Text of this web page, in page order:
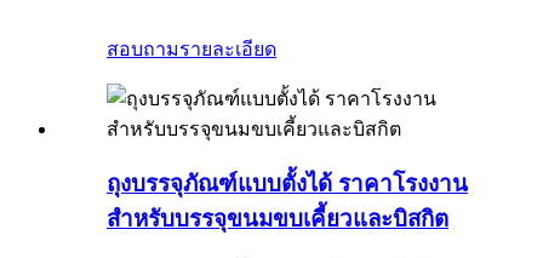
สอบถามรายละเอียด
ถุงบรรจุภัณฑ์แบบตั้งได้ ราคาโรงงาน
สำหรับบรรจุขนมขบเคี้ยวและบิสกิต